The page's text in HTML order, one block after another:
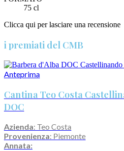
75 cl
Clicca qui per lasciare una recensione
i premiati del CMB
Anteprima
Cantina Teo Costa
DOC
Azienda: Teo Costa
Provenienza: Piemonte
Annata: